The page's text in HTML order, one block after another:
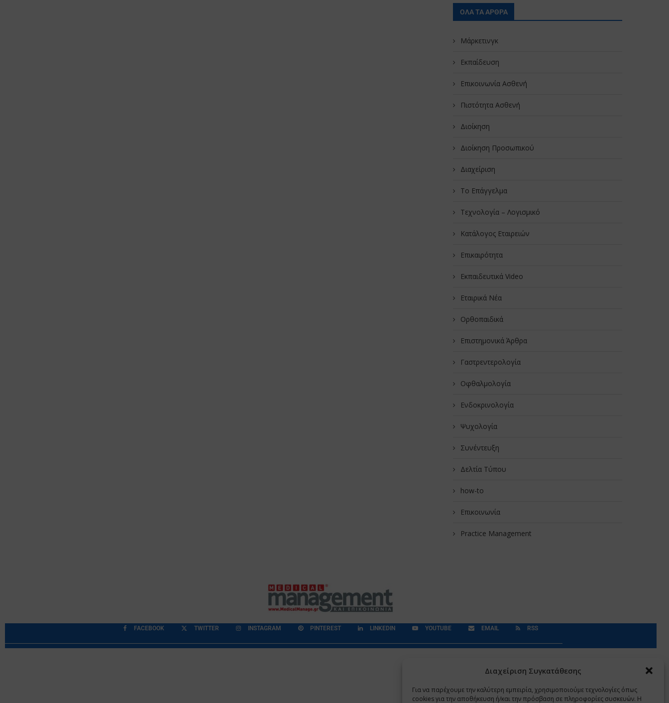
Διαχείριση Συγκατάθεσης
Για να παρέχουμε την καλύτερη εμπειρία, χρησιμοποιούμε τεχνολογίες όπως
cookies για την αποθήκευση ή/και την πρόσβαση σε πληροφορίες συσκευών. Η
ΟΛΑ ΤΑ ΑΡΘΡΑ
Μάρκετινγκ
Εκπαίδευση
Επικοινωνία Ασθενή
Πιστότητα Ασθενή
Διοίκηση
Διοίκηση Προσωπικού
Διαχείριση
Το Επάγγελμα
Τεχνολογία – Λογισμικό
Κατάλογος Εταιρειών
Επικαιρότητα
Εκπαιδευτικά Video
Εταιρικά Νέα
Oρθοπαιδικά
Επιστημονικά Άρθρα
Γαστρεντερολογία
Οφθαλμολογία
Ενδοκρινολογία
Ψυχολογία
Συνέντευξη
Δελτία Τύπου
how-to
Επικοινωνία
Practice Management
FACEBOOK TWITTER INSTAGRAM PINTEREST LINKEDIN YOUTUBE EMAIL RSS